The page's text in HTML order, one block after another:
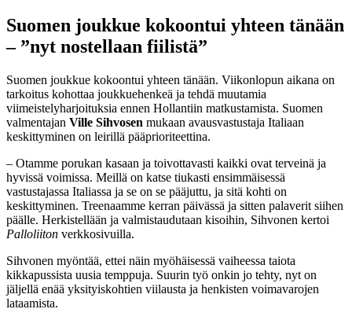
Suomen joukkue kokoontui yhteen tänään
– ”nyt nostellaan fiilistä”
Suomen joukkue kokoontui yhteen tänään. Viikonlopun aikana on
tarkoitus kohottaa joukkuehenkeä ja tehdä muutamia
viimeistelyharjoituksia ennen Hollantiin matkustamista. Suomen
valmentajan Ville Sihvosen mukaan avausvastustaja Italiaan
keskittyminen on leirillä pääprioriteettina.
– Otamme porukan kasaan ja toivottavasti kaikki ovat terveinä ja
hyvissä voimissa. Meillä on katse tiukasti ensimmäisessä
vastustajassa Italiassa ja se on se pääjuttu, ja sitä kohti on
keskittyminen. Treenaamme kerran päivässä ja sitten palaverit siihen
päälle. Herkistellään ja valmistaudutaan kisoihin, Sihvonen kertoi
Palloliiton verkkosivuilla.
Sihvonen myöntää, ettei näin myöhäisessä vaiheessa taiota
kikkapussista uusia temppuja. Suurin työ onkin jo tehty, nyt on
jäljellä enää yksityiskohtien viilausta ja henkisten voimavarojen
lataamista.